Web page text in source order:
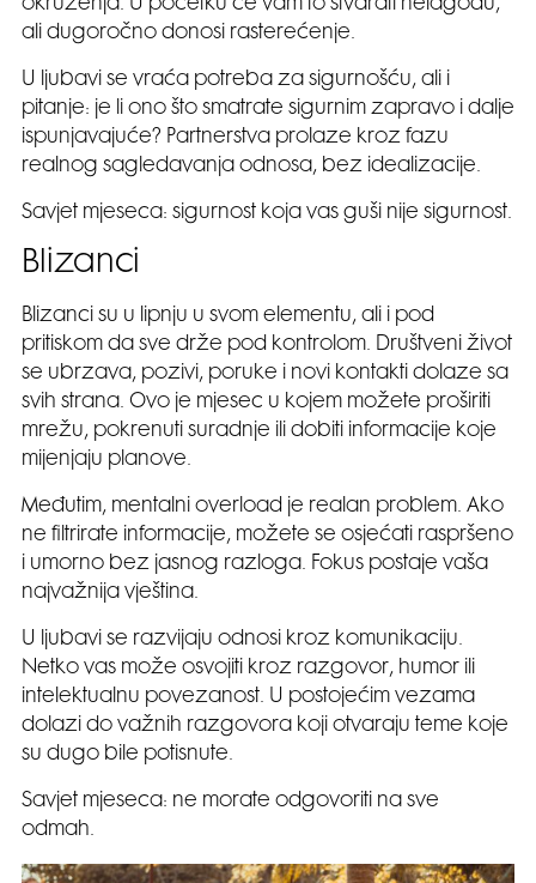
okruženja. U početku će vam to stvarati nelagodu,
ali dugoročno donosi rasterećenje.
U ljubavi se vraća potreba za sigurnošću, ali i
pitanje: je li ono što smatrate sigurnim zapravo i dalje
ispunjavajuće? Partnerstva prolaze kroz fazu
realnog sagledavanja odnosa, bez idealizacije.
Savjet mjeseca: sigurnost koja vas guši nije sigurnost.
Blizanci
Blizanci su u lipnju u svom elementu, ali i pod
pritiskom da sve drže pod kontrolom. Društveni život
se ubrzava, pozivi, poruke i novi kontakti dolaze sa
svih strana. Ovo je mjesec u kojem možete proširiti
mrežu, pokrenuti suradnje ili dobiti informacije koje
mijenjaju planove.
Međutim, mentalni overload je realan problem. Ako
ne filtrirate informacije, možete se osjećati raspršeno
i umorno bez jasnog razloga. Fokus postaje vaša
najvažnija vještina.
U ljubavi se razvijaju odnosi kroz komunikaciju.
Netko vas može osvojiti kroz razgovor, humor ili
intelektualnu povezanost. U postojećim vezama
dolazi do važnih razgovora koji otvaraju teme koje
su dugo bile potisnute.
Savjet mjeseca: ne morate odgovoriti na sve
odmah.